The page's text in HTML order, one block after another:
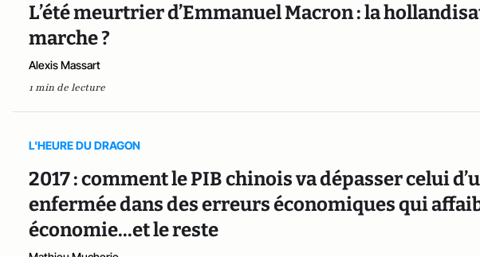
L’été meurtrier d’Emmanuel Macron : la
marche ?
Alexis Massart
1 min de lecture
L'HEURE DU DRAGON
2017 : comment le PIB chinois va dépasser celui
enfermée dans des erreurs économiques qui
économie...et le reste